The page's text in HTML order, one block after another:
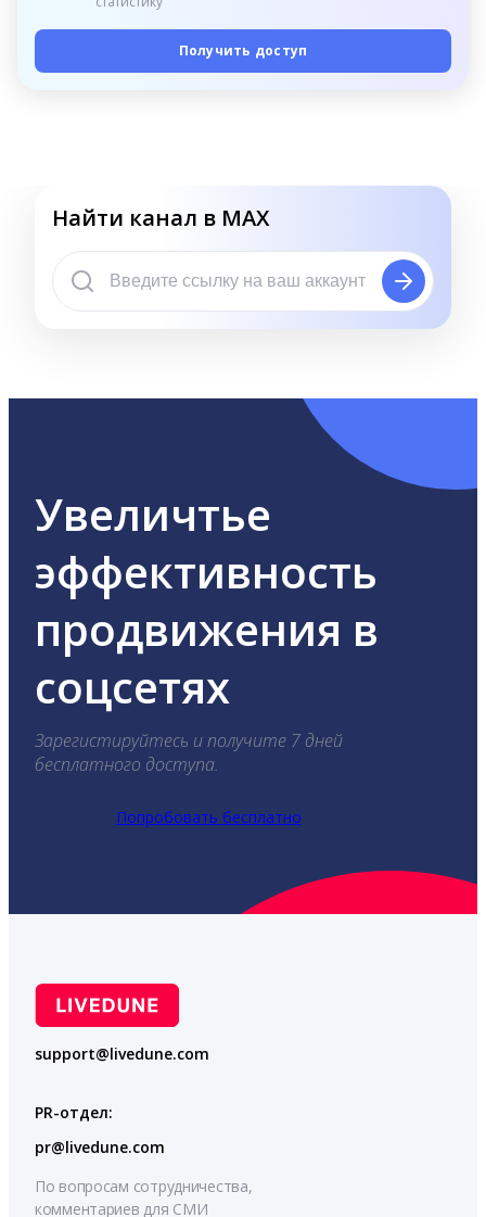
Получить доступ
Найти канал в MAX
Увеличтье
эффективность
продвижения в
соцсетях
Зарегистируйтесь и получите 7 дней
бесплатного доступа.
Попробовать бесплатно
support@livedune.com
PR-отдел:
pr@livedune.com
По вопросам сотрудничества,
комментариев для СМИ